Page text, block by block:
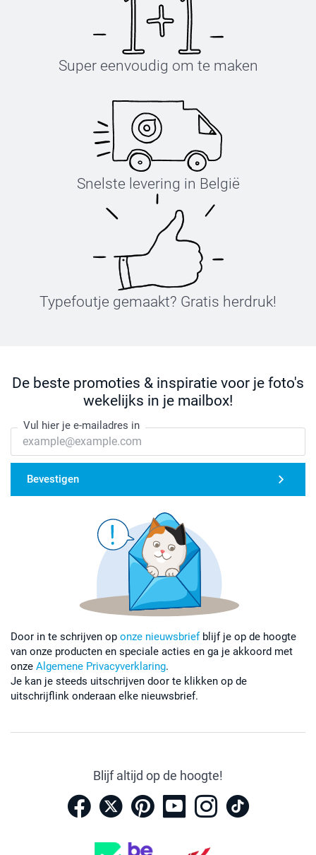
Super eenvoudig om te maken
Snelste levering in België
Typefoutje gemaakt? Gratis herdruk!
De beste promoties & inspiratie voor je foto's
wekelijks in je mailbox!
Vul hier je e-mailadres in
Bevestigen
Door in te schrijven op onze nieuwsbriefblijf je op de hoogte
van onze producten en speciale acties en ga je akkoord met
onze Algemene Privacyverklaring.
Je kan je steeds uitschrijven door te klikken op de
uitschrijflink onderaan elke nieuwsbrief.
Blijf altijd op de hoogte!